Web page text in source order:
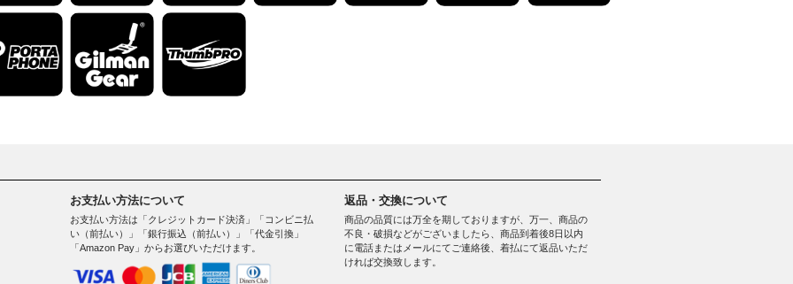
お支払い方法について
お支払い方法は「クレジットカード決済」「コンビニ払
い（前払い）」「銀行振込（前払い）」「代金引換」
「Amazon Pay」からお選びいただけます。
返品・交換について
商品の品質には万全を期しておりますが、万一、商品の
不良・破損などがございましたら、商品到着後8日以内
に電話またはメールにてご連絡後、着払にて返品いただ
ければ交換致します。